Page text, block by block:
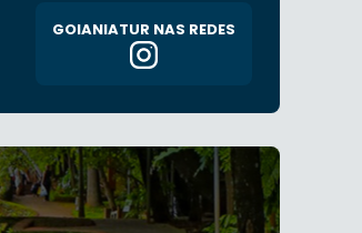
GOIANIATUR NAS REDES